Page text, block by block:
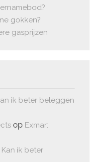
gokken?
gasprijzen
ik beter beleggen
op Exmar:
Kan ik beter